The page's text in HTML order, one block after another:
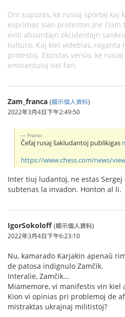
Oni supozas, ke rusiaj sportaj kaj
esprimas sian proteston (ne ĉiam
eviti absurdajn okcidentajn
kulturo. Kaj kiel videblas,
protestoj. Ekzistas versio, ke
eminentuloj tiel fari.
Zam_franca (顯示個人資料)
2022年3月4日下午2:49:50
Frano:
Ĉefaj rusaj ŝakludantoj publikigas
https://www.chess.com/news/
Inter tiuj ludantoj, ne estas
subtenas la invadon. Honton al li.
IgorSokoloff (顯示個人資料)
2022年3月4日下午6:23:10
Nu, kamarado Karjakin apenaŭ
de patosa indignulo Zamčik.
Interalie, Zamčik...
Miamemore, vi manifestis vin kiel
Kion vi opinias pri problemoj de
mistraktas ukrajnaj militistoj?